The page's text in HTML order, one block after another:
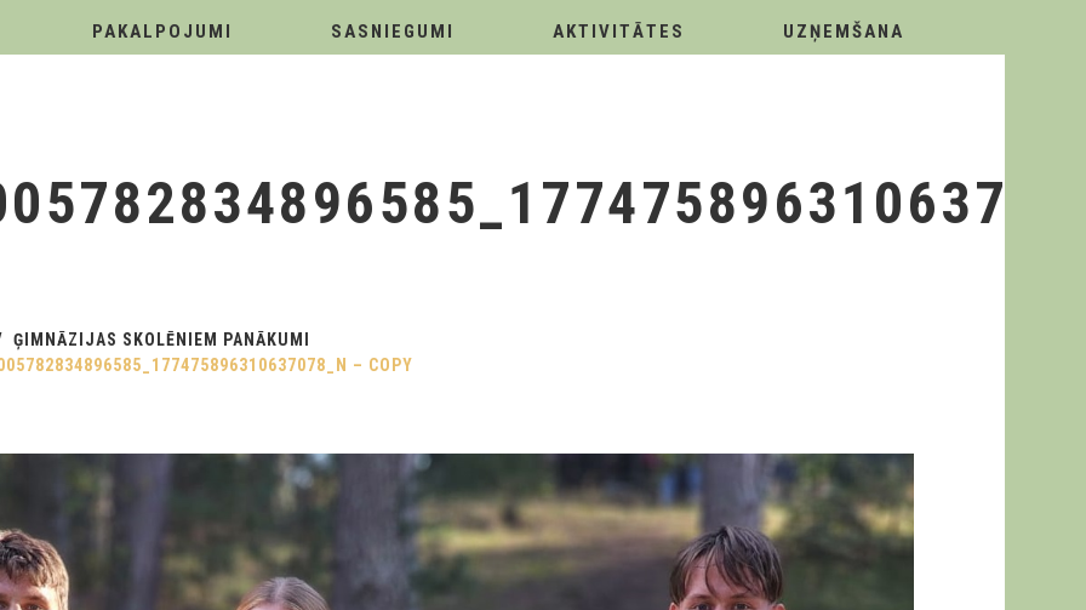
PAKALPOJUMI
SASNIEGUMI AKTIVITĀTES UZŅEMŠANA
ĢIMNĀZIJAS SKOLĒNIEM PANĀKUMI
– COPY